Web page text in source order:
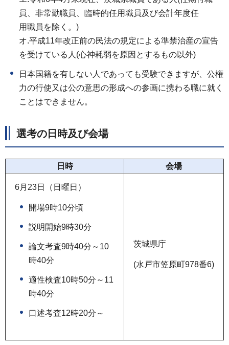
員、非常勤職員、臨時的任用職員及び会計年度任
用職員を除く。)
オ.平成11年改正前の民法の規定による準禁治産の宣告
を受けている人(心神耗弱を原因とするもの以外)
日本国籍を有しない人であっても受験できますが、公権
力の行使又は公の意思の形成への参画に携わる職に就く
ことはできません。
選考の日時及び会場
日時 会場
6月23日（日曜日）
開場9時10分頃
説明開始9時30分
論文考査9時40分～10
時40分
適性検査10時50分～11
時40分
口述考査12時20分～
茨城県庁
(水戸市笠原町978番6)